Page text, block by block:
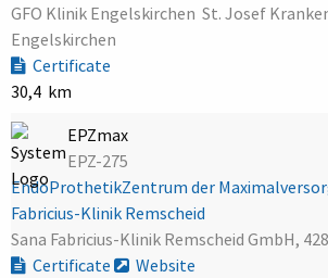
GFO Klinik Engelskirchen  St. Josef
Engelskirchen
Certificate
30,4 km
EPZmax
EPZ-275
EndoProthetikZentrum der
Fabricius-Klinik Remscheid
Sana Fabricius-Klinik Remscheid GmbH,
Certificate
Website